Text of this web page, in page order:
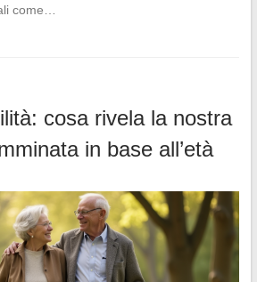
come…
cosa rivela la nostra
in base all’età